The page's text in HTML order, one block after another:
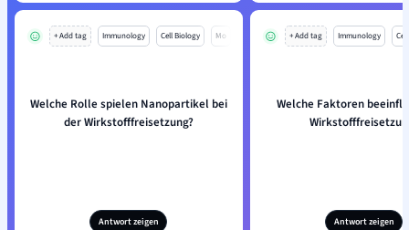
+ Add tag Immunology Cell Biology Mo
Welche Rolle spielen Nanopartikel bei
der Wirkstofffreisetzung?
Antwort zeigen
+ Add tag Immunology
Welche Faktoren
Antwort zeigen